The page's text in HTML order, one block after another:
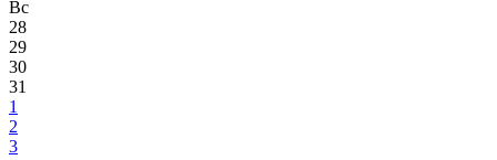
Вс
28
29
30
31
1
2
3